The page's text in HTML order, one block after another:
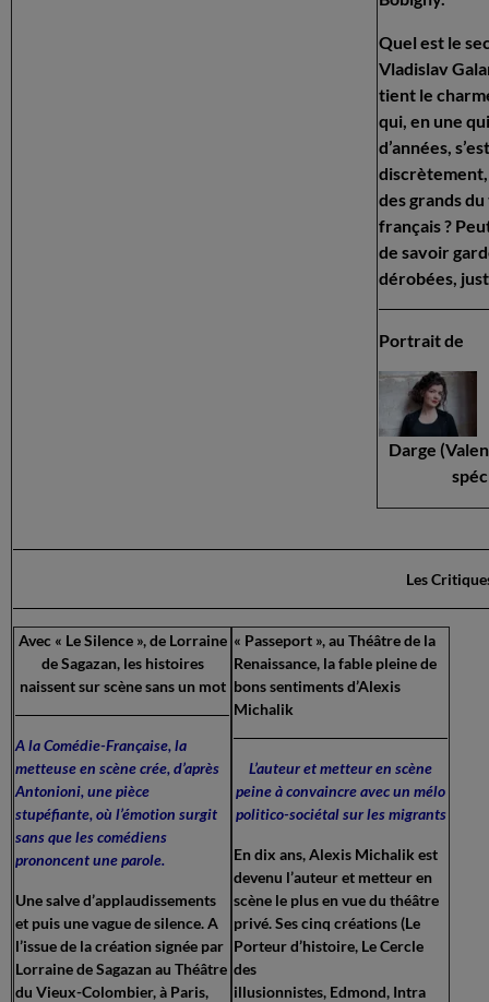
Quel est le
Vladislav
tient le
qui, en une
d’années,
des grands
français ?
de savoir
dérobées,
Portrait de
Darge
Les
Avec « Le Silence », de Lorraine
de Sagazan, les histoires
naissent sur scène sans un mot
A la Comédie-Française, la
metteuse en scène crée, d’après
Antonioni, une pièce
stupéfiante, où l’émotion surgit
sans que les comédiens
prononcent une parole.
Une salve d’applaudissements
et puis une vague de silence. A
l’issue de la création signée par
Lorraine de Sagazan au Théâtre
du Vieux-Colombier, à Paris,
« Passeport », au Théâtre de la
Renaissance, la fable pleine de
bons sentiments d’Alexis
Michalik
L’auteur et metteur en scène
peine à convaincre avec un mélo
politico-sociétal sur les migrants
En dix ans, Alexis Michalik est
devenu l’auteur et metteur en
scène le plus en vue du théâtre
privé. Ses cinq créations (Le
Porteur d’histoire, Le Cercle
des
illusionnistes, Edmond, Intra